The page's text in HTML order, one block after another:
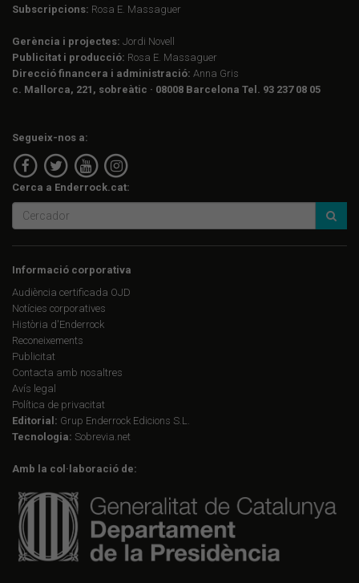
Subscripcions: Rosa E. Massaguer
Gerència i projectes: Jordi Novell
Publicitat i producció: Rosa E. Massaguer
Direcció financera i administració: Anna Gris
c. Mallorca, 221, sobreàtic · 08008 Barcelona Tel. 93 237 08 05
Segueix-nos a:
Cerca a Enderrock.cat:
Informació corporativa
Audiència certificada OJD
Notícies corporatives
Història d'Enderrock
Reconeixements
Publicitat
Contacta amb nosaltres
Avís legal
Política de privacitat
Editorial: Grup Enderrock Edicions S.L.
Tecnologia: Sobrevia.net
Amb la col·laboració de: